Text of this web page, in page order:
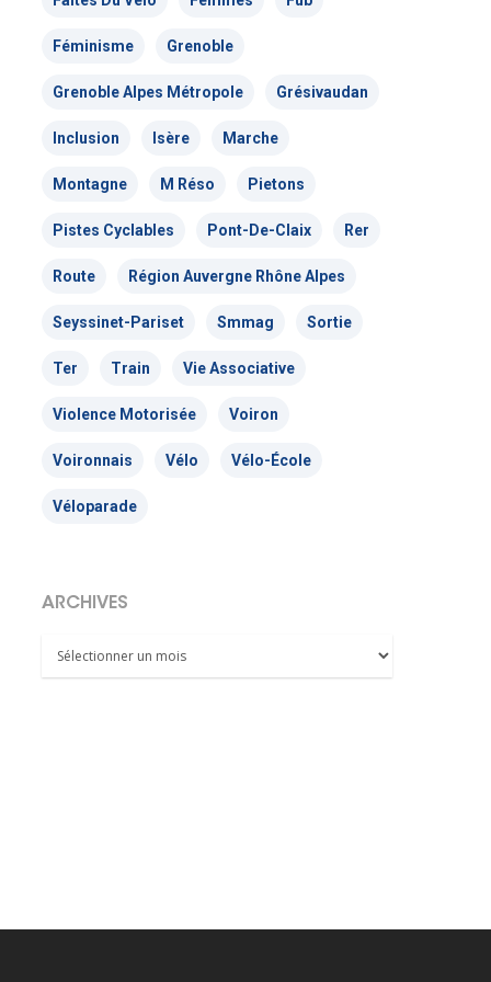
Féminisme Grenoble
Grenoble Alpes Métropole Grésivaudan
Inclusion Isère Marche
Montagne M Réso Pietons
Pistes Cyclables Pont-De-Claix Rer
Route Région Auvergne Rhône Alpes
Seyssinet-Pariset Smmag Sortie
Ter Train Vie Associative
Violence Motorisée Voiron
Voironnais Vélo Vélo-École
Véloparade
ARCHIVES
Archives